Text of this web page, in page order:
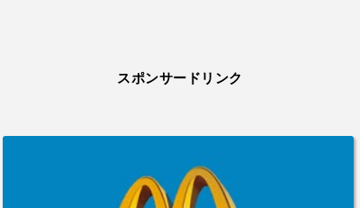
スポンサードリンク